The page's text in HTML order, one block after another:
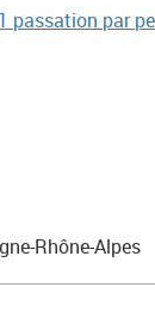
passation par
Rhône-Alpes